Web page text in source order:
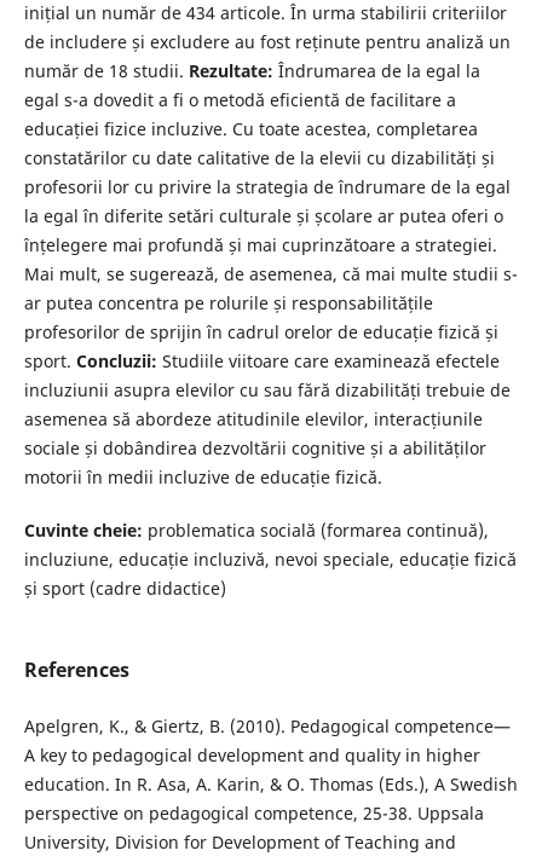
inițial un număr de 434 articole. În urma stabilirii criteriilor
de includere și excludere au fost reținute pentru analiză un
număr de 18 studii. Rezultate: Îndrumarea de la egal la
egal s-a dovedit a fi o metodă eficientă de facilitare a
educației fizice incluzive. Cu toate acestea, completarea
constatărilor cu date calitative de la elevii cu dizabilități și
profesorii lor cu privire la strategia de îndrumare de la egal
la egal în diferite setări culturale și școlare ar putea oferi o
înțelegere mai profundă și mai cuprinzătoare a strategiei.
Mai mult, se sugerează, de asemenea, că mai multe studii s-
ar putea concentra pe rolurile și responsabilitățile
profesorilor de sprijin în cadrul orelor de educație fizică și
sport. Concluzii: Studiile viitoare care examinează efectele
incluziunii asupra elevilor cu sau fără dizabilități trebuie de
asemenea să abordeze atitudinile elevilor, interacțiunile
sociale și dobândirea dezvoltării cognitive și a abilităților
motorii în medii incluzive de educație fizică.
Cuvinte cheie: problematica socială (formarea continuă),
incluziune, educație incluzivă, nevoi speciale, educație fizică
și sport (cadre didactice)
References
Apelgren, K., & Giertz, B. (2010). Pedagogical competence—
A key to pedagogical development and quality in higher
education. In R. Asa, A. Karin, & O. Thomas (Eds.), A Swedish
perspective on pedagogical competence, 25-38. Uppsala
University, Division for Development of Teaching and